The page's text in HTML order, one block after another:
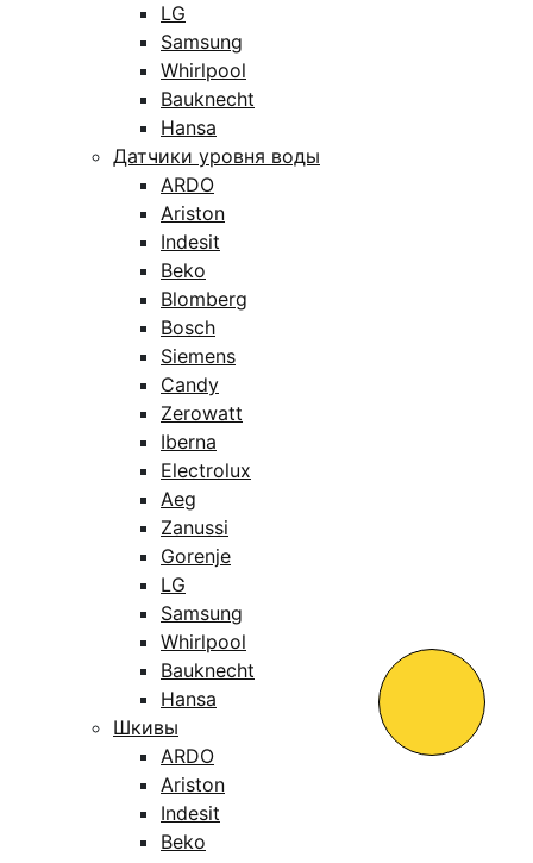
LG
Samsung
Whirlpool
Bauknecht
Hansa
Датчики уровня воды
ARDO
Ariston
Indesit
Beko
Blomberg
Bosch
Siemens
Candy
Zerowatt
Iberna
Electrolux
Aeg
Zanussi
Gorenje
LG
Samsung
Whirlpool
Bauknecht
Hansa
Шкивы
ARDO
Ariston
Indesit
Beko